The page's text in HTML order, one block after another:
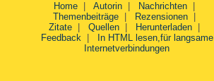
Home| Autorin| Nachrichten|
Themenbeiträge| Rezensionen|
Zitate| Quellen| Herunterladen|
Feedback|
In HTML lesen,für langsame
Internetverbindungen